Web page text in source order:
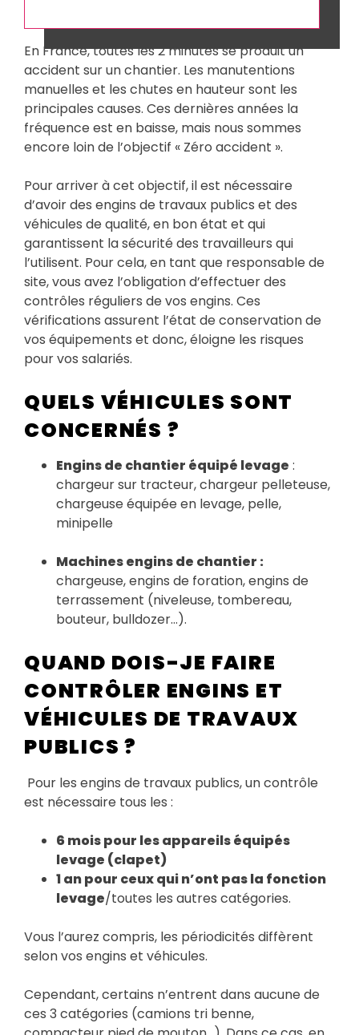
En France, toutes les 2 minutes se produit un
accident sur un chantier. Les manutentions
manuelles et les chutes en hauteur sont les
principales causes. Ces dernières années la
fréquence est en baisse, mais nous sommes
encore loin de l’objectif « Zéro accident ».
Pour arriver à cet objectif, il est nécessaire
d’avoir des engins de travaux publics et des
véhicules de qualité, en bon état et qui
garantissent la sécurité des travailleurs qui
l’utilisent. Pour cela, en tant que responsable de
site, vous avez l’obligation d’effectuer des
contrôles réguliers de vos engins. Ces
vérifications assurent l’état de conservation de
vos équipements et donc, éloigne les risques
pour vos salariés.
QUELS VÉHICULES SONT
CONCERNÉS ?
Engins de chantier équipé levage :
chargeur sur tracteur, chargeur pelleteuse,
chargeuse équipée en levage, pelle,
minipelle
Machines engins de chantier :
chargeuse, engins de foration, engins de
terrassement (niveleuse, tombereau,
bouteur, bulldozer…).
QUAND DOIS-JE FAIRE
CONTRÔLER ENGINS ET
VÉHICULES DE TRAVAUX
PUBLICS ?
Pour les engins de travaux publics, un contrôle
est nécessaire tous les :
6 mois pour les appareils équipés
levage (clapet)
1 an pour ceux qui n’ont pas la fonction
levage/toutes les autres catégories.
Vous l’aurez compris, les périodicités diffèrent
selon vos engins et véhicules.
Cependant, certains n’entrent dans aucune de
ces 3 catégories (camions tri benne,